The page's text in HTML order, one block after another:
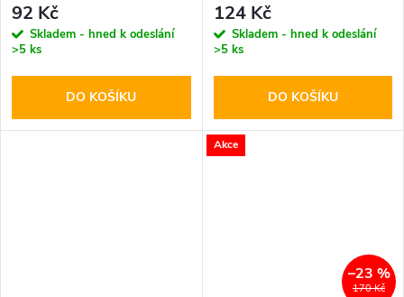
92 Kč
Skladem - hned k odeslání
>5 ks
DO KOŠÍKU
124 Kč
Skladem - hned k odeslání
>5 ks
DO KOŠÍKU
Akce
170 Kč
–23 %